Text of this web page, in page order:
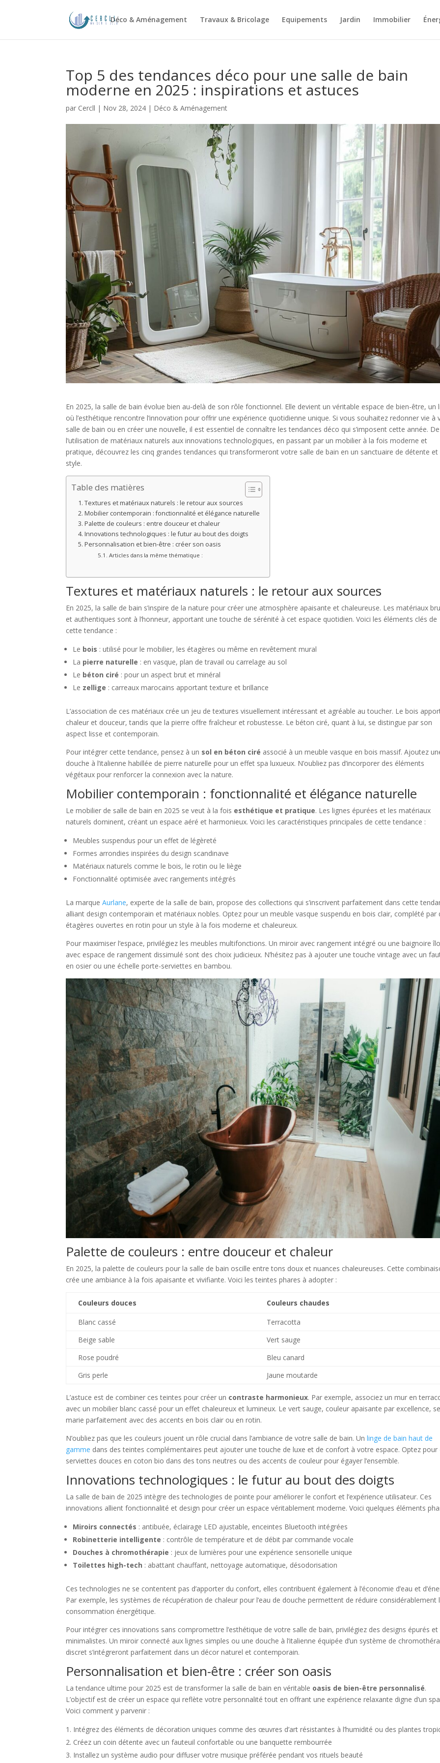
Déco & Aménagement Travaux & Bricolage Equipements Jardin Immobilier
Top 5 des tendances déco pour une salle de bain
moderne en 2025 : inspirations et astuces
par Cercll | Nov 28, 2024 | Déco & Aménagement
En 2025, la salle de bain évolue bien au-delà de son rôle fonctionnel. Elle devient un véritable espace de bien-être, un
où l’esthétique rencontre l’innovation pour offrir une expérience quotidienne unique. Si vous souhaitez redonner vie à
salle de bain ou en créer une nouvelle, il est essentiel de connaître les tendances déco qui s’imposent cette année. De
l’utilisation de matériaux naturels aux innovations technologiques, en passant par un mobilier à la fois moderne et
pratique, découvrez les cinq grandes tendances qui transformeront votre salle de bain en un sanctuaire de détente et
style.
Table des matières
Textures et matériaux naturels : le retour aux sources
Mobilier contemporain : fonctionnalité et élégance naturelle
Palette de couleurs : entre douceur et chaleur
Innovations technologiques : le futur au bout des doigts
Personnalisation et bien-être : créer son oasis
Articles dans la même thématique :
Textures et matériaux naturels : le retour aux sources
En 2025, la salle de bain s’inspire de la nature pour créer une atmosphère apaisante et chaleureuse. Les matériaux
et authentiques sont à l’honneur, apportant une touche de sérénité à cet espace quotidien. Voici les éléments clés de
cette tendance :
Le bois : utilisé pour le mobilier, les étagères ou même en revêtement mural
La pierre naturelle : en vasque, plan de travail ou carrelage au sol
Le béton ciré : pour un aspect brut et minéral
Le zellige : carreaux marocains apportant texture et brillance
L’association de ces matériaux crée un jeu de textures visuellement intéressant et agréable au toucher. Le bois
chaleur et douceur, tandis que la pierre offre fraîcheur et robustesse. Le béton ciré, quant à lui, se distingue par son
aspect lisse et contemporain.
Pour intégrer cette tendance, pensez à un sol en béton ciré associé à un meuble vasque en bois massif. Ajoutez
douche à l’italienne habillée de pierre naturelle pour un effet spa luxueux. N’oubliez pas d’incorporer des éléments
végétaux pour renforcer la connexion avec la nature.
Mobilier contemporain : fonctionnalité et élégance naturelle
Le mobilier de salle de bain en 2025 se veut à la fois esthétique et pratique. Les lignes épurées et les matériaux
naturels dominent, créant un espace aéré et harmonieux. Voici les caractéristiques principales de cette tendance :
Meubles suspendus pour un effet de légèreté
Formes arrondies inspirées du design scandinave
Matériaux naturels comme le bois, le rotin ou le liège
Fonctionnalité optimisée avec rangements intégrés
La marqueAurlane, experte de la salle de bain, propose des collections qui s’inscrivent parfaitement dans cette
alliant design contemporain et matériaux nobles. Optez pour un meuble vasque suspendu en bois clair, complété par
étagères ouvertes en rotin pour un style à la fois moderne et chaleureux.
Pour maximiser l’espace, privilégiez les meubles multifonctions. Un miroir avec rangement intégré ou une baignoire
avec espace de rangement dissimulé sont des choix judicieux. N’hésitez pas à ajouter une touche vintage avec un
en osier ou une échelle porte-serviettes en bambou.
Palette de couleurs : entre douceur et chaleur
En 2025, la palette de couleurs pour la salle de bain oscille entre tons doux et nuances chaleureuses. Cette
crée une ambiance à la fois apaisante et vivifiante. Voici les teintes phares à adopter :
Couleurs douces Couleurs chaudes
Blanc cassé
Terracotta
Beige sable
Vert sauge
Rose poudré
Bleu canard
Gris perle
Jaune moutarde
L’astuce est de combiner ces teintes pour créer un contraste harmonieux. Par exemple, associez un mur en
avec un mobilier blanc cassé pour un effet chaleureux et lumineux. Le vert sauge, couleur apaisante par excellence,
marie parfaitement avec des accents en bois clair ou en rotin.
N’oubliez pas que les couleurs jouent un rôle crucial dans l’ambiance de votre salle de bain. Unlinge de bain haut de
gamme dans des teintes complémentaires peut ajouter une touche de luxe et de confort à votre espace. Optez pour
serviettes douces en coton bio dans des tons neutres ou des accents de couleur pour égayer l’ensemble.
Innovations technologiques : le futur au bout des doigts
La salle de bain de 2025 intègre des technologies de pointe pour améliorer le confort et l’expérience utilisateur. Ces
innovations allient fonctionnalité et design pour créer un espace véritablement moderne. Voici quelques éléments
Miroirs connectés : antibuée, éclairage LED ajustable, enceintes Bluetooth intégrées
Robinetterie intelligente : contrôle de température et de débit par commande vocale
Douches à chromothérapie : jeux de lumières pour une expérience sensorielle unique
Toilettes high-tech : abattant chauffant, nettoyage automatique, désodorisation
Ces technologies ne se contentent pas d’apporter du confort, elles contribuent également à l’économie d’eau et
Par exemple, les systèmes de récupération de chaleur pour l’eau de douche permettent de réduire considérablement
consommation énergétique.
Pour intégrer ces innovations sans compromettre l’esthétique de votre salle de bain, privilégiez des designs épurés et
minimalistes. Un miroir connecté aux lignes simples ou une douche à l’italienne équipée d’un système de
discret s’intégreront parfaitement dans un décor naturel et contemporain.
Personnalisation et bien-être : créer son oasis
La tendance ultime pour 2025 est de transformer la salle de bain en véritable oasis de bien-être personnalisé.
L’objectif est de créer un espace qui reflète votre personnalité tout en offrant une expérience relaxante digne d’un
Voici comment y parvenir :
Intégrez des éléments de décoration uniques comme des œuvres d’art résistantes à l’humidité ou des plantes
Créez un coin détente avec un fauteuil confortable ou une banquette rembourrée
Installez un système audio pour diffuser votre musique préférée pendant vos rituels beauté